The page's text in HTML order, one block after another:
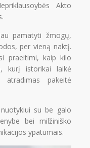
Akto
pamatyti žmogų,
per vieną naktį.
praeitimi, kaip kilo
kurį istorikai laikė
pakeitė
su be galo
bei milžiniško
ypatumais.